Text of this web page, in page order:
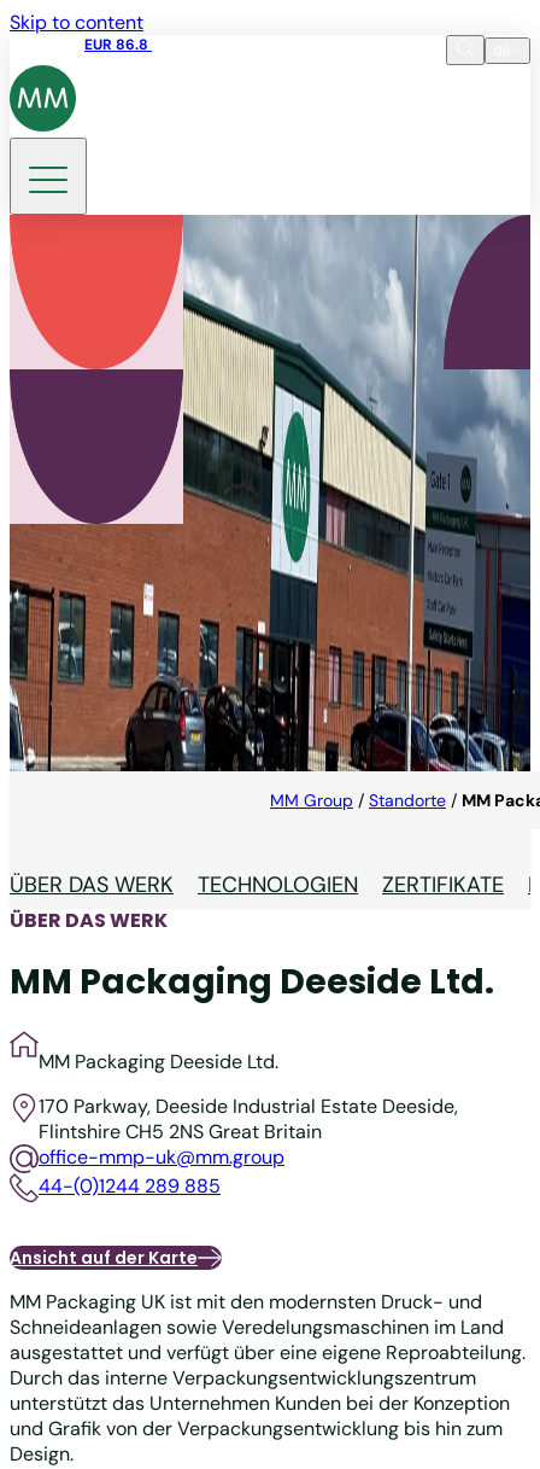
Skip to content
EUR 86.8
DE
Suche
MM Packaging Deeside
Ltd.
MM Packaging UK ist Marktführer in der
Verpackungsproduktion in Großbritannien.
MM Group / Standorte / MM
ÜBER DAS WERK TECHNOLOGIEN ZERTIFIKATE
ÜBER DAS WERK
MM Packaging Deeside Ltd.
MM Packaging Deeside Ltd.
170 Parkway, Deeside Industrial Estate Deeside,
Flintshire CH5 2NSGreat Britain
office-mmp-uk@mm.group
44-(0)1244 289 885
Ansicht auf der Karte
MM Packaging UK ist mit den modernsten Druck- und
Schneideanlagen sowie Veredelungsmaschinen im Land
ausgestattet und verfügt über eine eigene Reproabteilung.
Durch das interne Verpackungsentwicklungszentrum
unterstützt das Unternehmen Kunden bei der Konzeption
und Grafik von der Verpackungsentwicklung bis hin zum
Design.